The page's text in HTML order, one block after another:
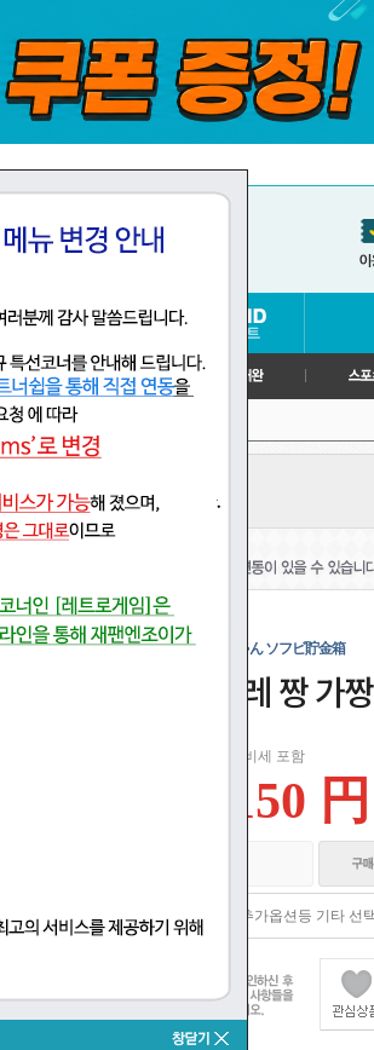
Dr.スランプ アラレちゃん ガっちゃん ソフビ貯金箱
Dr. 슬럼프 아라레 짱 가
일본 소비세 포함
7,150 円